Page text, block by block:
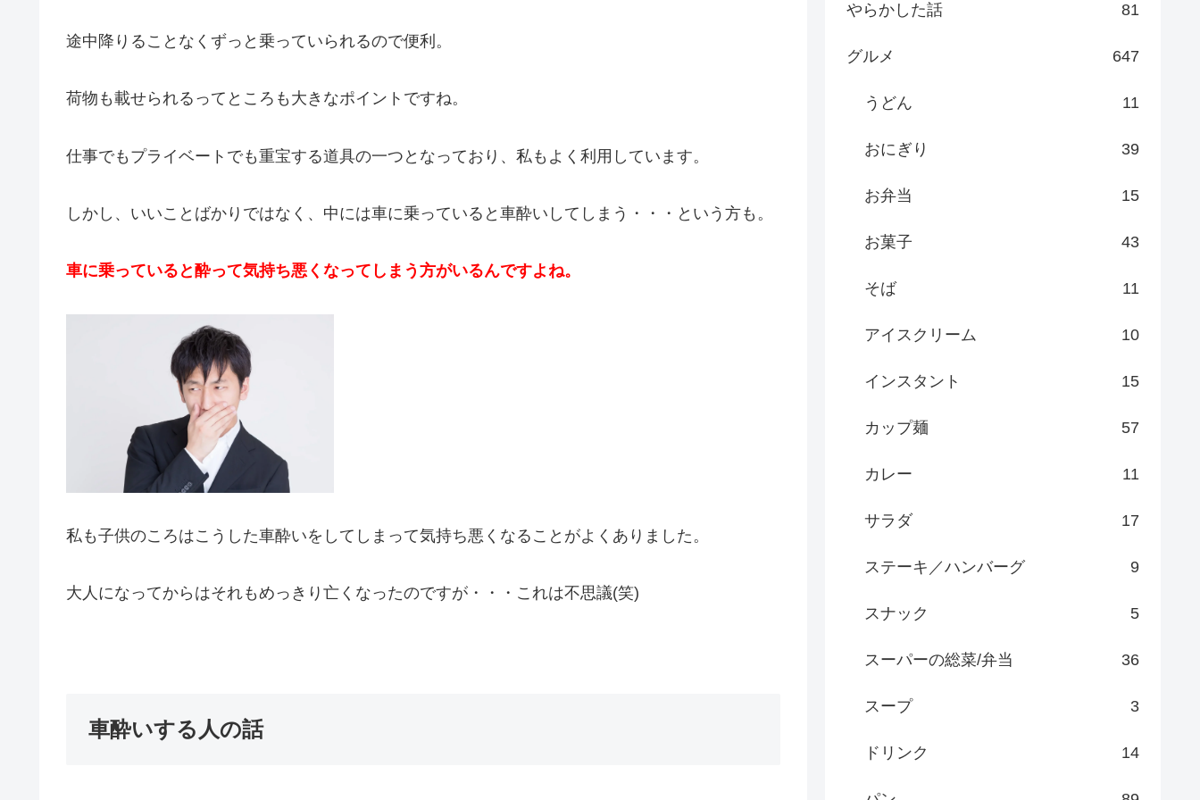
途中降りることなくずっと乗っていられるので便利。
荷物も載せられるってところも大きなポイントですね。
仕事でもプライベートでも重宝する道具の一つとなっており、私もよく利用しています。
しかし、いいことばかりではなく、中には車に乗っていると車酔いしてしまう・・・という方も。
車に乗っていると酔って気持ち悪くなってしまう方がいるんですよね。
私も子供のころはこうした車酔いをしてしまって気持ち悪くなることがよくありました。
大人になってからはそれもめっきり亡くなったのですが・・・これは不思議(笑)
車酔いする人の話
やらかした話 81
グルメ 647
うどん 11
おにぎり 39
お弁当 15
お菓子 43
そば 11
アイスクリーム 10
インスタント 15
カップ麺 57
カレー 11
サラダ 17
ステーキ／ハンバーグ 9
スナック 5
スーパーの総菜/弁当 36
スープ 3
ドリンク 14